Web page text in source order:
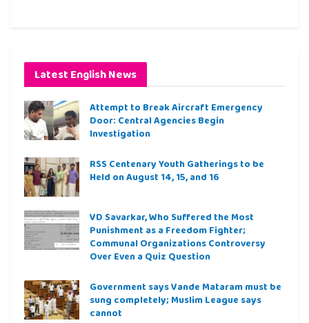
Latest English News
Attempt to Break Aircraft Emergency
Door: Central Agencies Begin
Investigation
RSS Centenary Youth Gatherings to be
Held on August 14, 15, and 16
VD Savarkar, Who Suffered the Most
Punishment as a Freedom Fighter;
Communal Organizations Controversy
Over Even a Quiz Question
Government says Vande Mataram must be
sung completely; Muslim League says
cannot